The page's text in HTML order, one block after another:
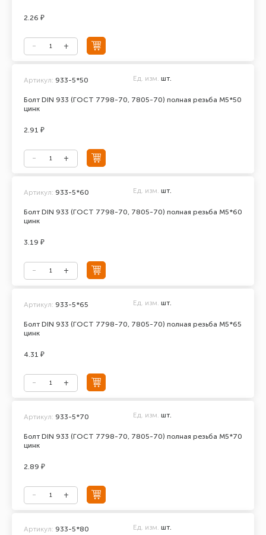
2.26 ₽
Болт DIN 933 (ГОСТ 7798-70, 7805-70) полная резьба М5*50
цинк
Артикул: 933-5*50 Ед. изм. шт.
2.91 ₽
Болт DIN 933 (ГОСТ 7798-70, 7805-70) полная резьба М5*60
цинк
Артикул: 933-5*60 Ед. изм. шт.
3.19 ₽
Болт DIN 933 (ГОСТ 7798-70, 7805-70) полная резьба М5*65
цинк
Артикул: 933-5*65 Ед. изм. шт.
4.31 ₽
Болт DIN 933 (ГОСТ 7798-70, 7805-70) полная резьба М5*70
цинк
Артикул: 933-5*70 Ед. изм. шт.
2.89 ₽
Артикул: 933-5*80 Ед. изм. шт.